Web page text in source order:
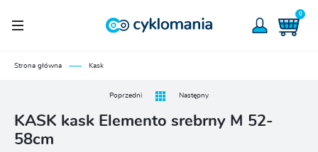
0
Strona główna Kask
Poprzedni Następny
KASK kask Elemento srebrny M 52-
58cm